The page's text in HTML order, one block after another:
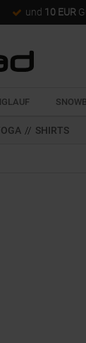
und 10 EUR
// SHIRTS